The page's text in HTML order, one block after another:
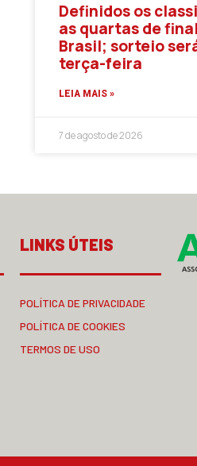
Definidos os
as quartas de
Brasil; sorteio
terça-feira
LEIA MAIS »
7 de agosto de 2026
LINKS ÚTEIS
POLÍTICA DE PRIVACIDADE
POLÍTICA DE COOKIES
TERMOS DE USO